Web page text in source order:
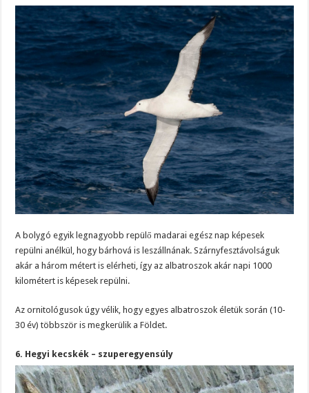
A bolygó egyik legnagyobb repülő madarai egész nap képesek
repülni anélkül, hogy bárhová is leszállnának. Szárnyfesztávolságuk
akár a három métert is elérheti, így az albatroszok akár napi 1000
kilométert is képesek repülni.
Az ornitológusok úgy vélik, hogy egyes albatroszok életük során (10-
30 év) többször is megkerülik a Földet.
6. Hegyi kecskék – szuperegyensúly